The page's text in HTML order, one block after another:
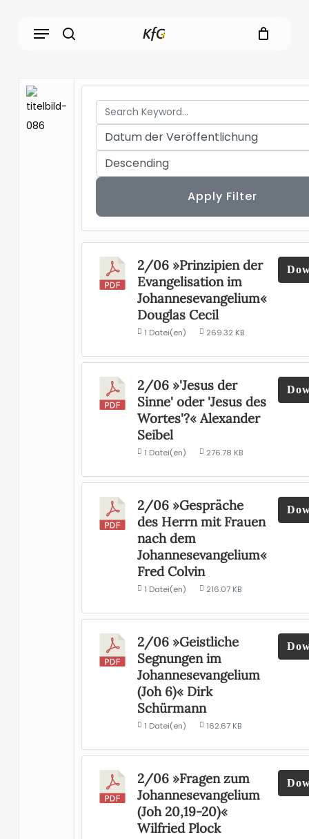
Menu
Apply Filter
2/06 »Prinzipien der
Evangelisation im
Johannesevangelium«
Douglas Cecil
1 Datei(en) 269.32 KB
2/06 »'Jesus der
Sinne' oder 'Jesus des
Wortes'?« Alexander
Seibel
1 Datei(en) 276.78 KB
2/06 »Gespräche
des Herrn mit Frauen
nach dem
Johannesevangelium«
Fred Colvin
1 Datei(en) 216.07 KB
2/06 »Geistliche
Segnungen im
Johannesevangelium
(Joh 6)« Dirk
Schürmann
1 Datei(en) 162.67 KB
2/06 »Fragen zum
Johannesevangelium
(Joh 20,19-20)«
Wilfried Plock